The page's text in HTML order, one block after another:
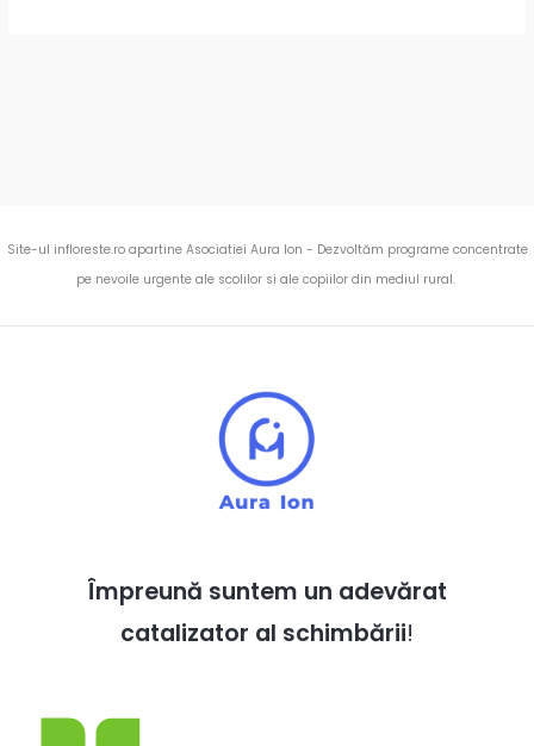
Site-ul infloreste.ro apartine Asociatiei Aura Ion - Dezvoltăm programe concentrate
pe nevoile urgente ale scolilor si ale copiilor din mediul rural.
Împreună suntem un adevărat
catalizator al schimbării!